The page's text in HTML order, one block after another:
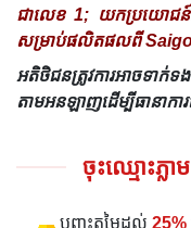
ជាលេខ 1; យកប្រយោជន៍ជ
សម្រាប់ផលិតផលពី
អតិថិជនត្រូវការអាចទា
តាមអនឡាញដើម្បីធានាកា
ចុះឈ្មោះភ្ល
បញ្ចុះតម្លៃដល់ 25%